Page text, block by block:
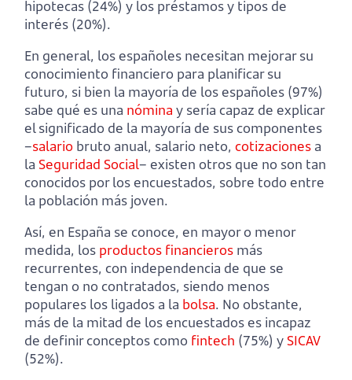
hipotecas (24%) y los préstamos y tipos de
interés (20%).
En general, los españoles necesitan mejorar su
conocimiento financiero para planificar su
futuro, si bien la mayoría de los españoles (97%)
sabe qué es una nómina y sería capaz de explicar
el significado de la mayoría de sus componentes
–salario bruto anual, salario neto, cotizaciones a
la Seguridad Social– existen otros que no son tan
conocidos por los encuestados, sobre todo entre
la población más joven.
Así, en España se conoce, en mayor o menor
medida, los productos financieros más
recurrentes, con independencia de que se
tengan o no contratados, siendo menos
populares los ligados a la bolsa. No obstante,
más de la mitad de los encuestados es incapaz
de definir conceptos como fintech (75%) y SICAV
(52%).